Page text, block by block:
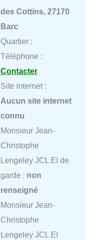
des Cottins, 27170
Barc
Quartier :
Téléphone :
Contacter
Site internet :
Aucun site internet
connu
Monsieur Jean-
Christophe
Lengeley JCL El de
garde : non
renseigné
Monsieur Jean-
Christophe
Lengeley JCL El